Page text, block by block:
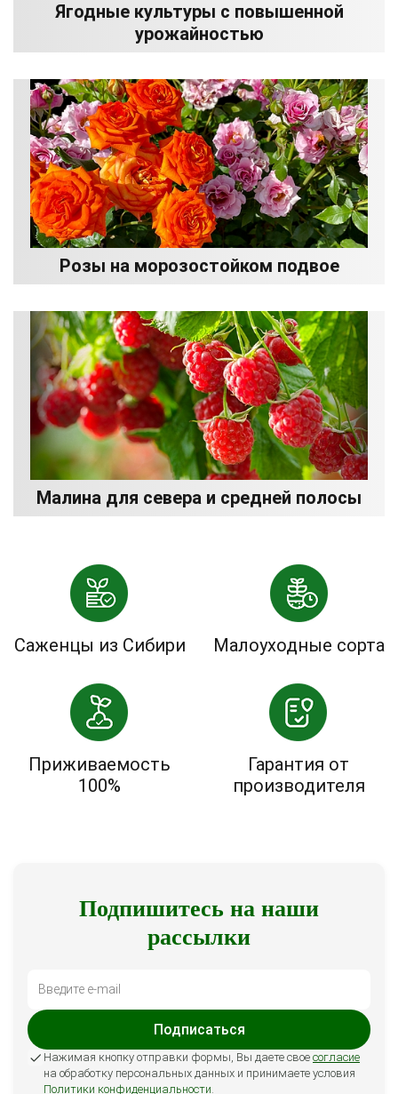
Ягодные культуры с повышенной
урожайностью
Розы на морозостойком подвое
Малина для севера и средней полосы
Саженцы из Сибири Малоуходные сорта
Приживаемость
100%
Гарантия от
производителя
Подпишитесь на наши
рассылки
Подписаться
Нажимая кнопку отправки формы, Вы даете свое согласие
на обработку персональных данных и принимаете условия
Политики конфиденциальности.